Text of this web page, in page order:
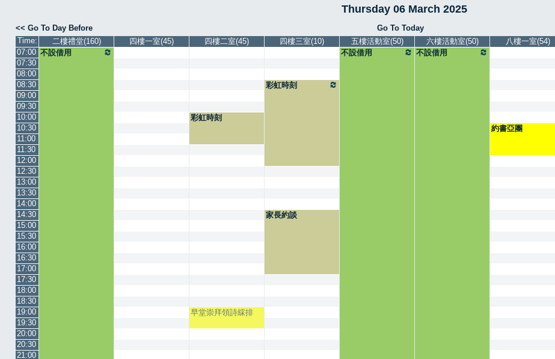
Thursday 06 March 2025
<< Go To Day Before Go To Today
Time:
二樓禮堂(160) 四樓一室(45) 四樓二室(45) 四樓三室(10) 五樓活動室(50) 六樓活動室(50) 八樓一室(54)
07:00 不設借用 不設借用 不設借用
07:30
08:00
08:30
彩虹時刻
09:00
09:30
10:00
彩虹時刻
10:30
約書亞團
11:00
11:30
12:00
12:30
13:00
13:30
14:00
14:30
家長約談
15:00
15:30
16:00
16:30
17:00
17:30
18:00
18:30
19:00
早堂崇拜領詩綵排
19:30
20:00
20:30
21:00